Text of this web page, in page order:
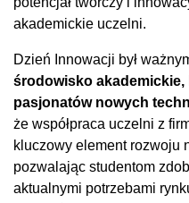
akademickie uczelni.
Dzień Innowacji był
środowisko akademickie,
pasjonatów nowych
że współpraca uczelni z
kluczowy element rozwoju
pozwalając studentom
aktualnymi potrzebami